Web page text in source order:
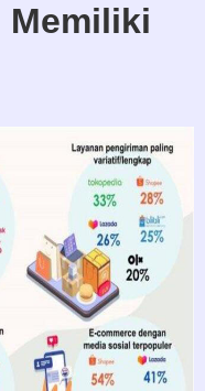
Memiliki